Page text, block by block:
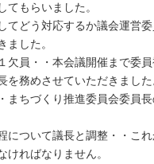
てもらいました。
てどう対応するか議会運営
ました。
欠員・・本会議開催まで委員
を務めさせていただきました
まちづくり推進委員会委員
について議長と調整・・こ
ければなりません。